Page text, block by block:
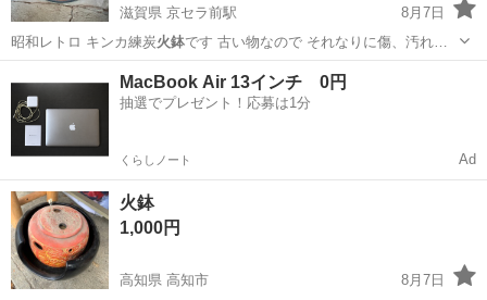
滋賀県 京セラ前駅
8月7日
昭和レトロ キンカ練炭火鉢です 古い物なので それなりに傷、汚れ…
近江八幡市 京セラ前駅 その他
MacBook Air 13インチ 0円
抽選でプレゼント！応募は1分
くらしノート Ad
火鉢
1,000円
高知県 高知市
8月7日